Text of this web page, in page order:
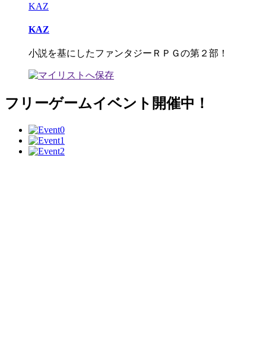
KAZ
KAZ
小説を基にしたファンタジーＲＰＧの第２部！
フリーゲームイベント開催中！